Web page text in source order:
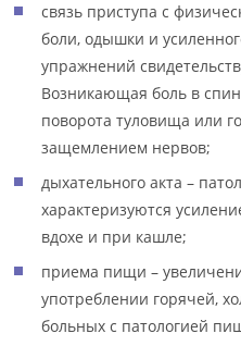
связь приступа с
боли, одышки и
упражнений
Возникающая боль в
поворота туловища или
защемлением нервов;
дыхательного акта –
характеризуются
вдохе и при кашле;
приема пищи –
употреблении горячей,
больных с патологией